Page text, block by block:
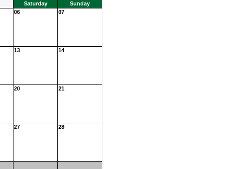
Saturday
Sunday
06 07
13 14
20 21
27 28